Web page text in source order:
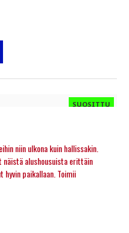
SUOSITTU
niin ulkona kuin hallissakin.
näistä alushousuista erittäin
hyvin paikallaan. Toimii